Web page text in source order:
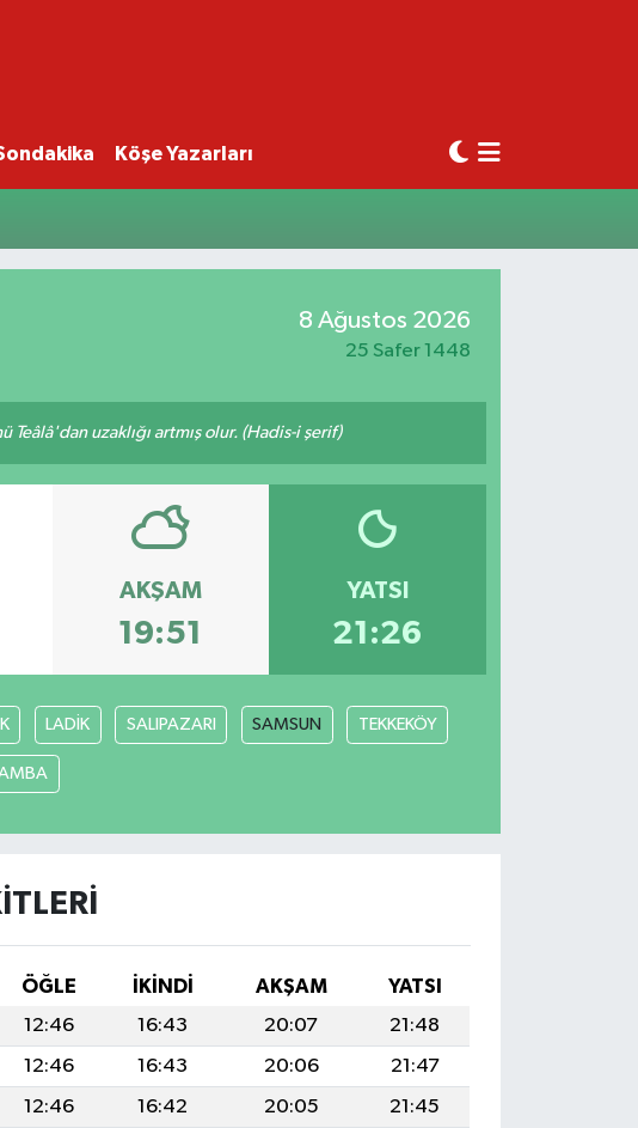
Köşe Yazarları
8 Ağustos 2026
25 Safer 1448
uzaklığı artmış olur. (Hadis-i şerif)
AKŞAM
19:51
YATSI
21:26
LADİK SALIPAZARI SAMSUN TEKKEKÖY
ÖĞLE İKINDI AKŞAM
YATSI
12:46 16:43 20:07
21:48
12:46 16:43 20:06
21:47
12:46 16:42 20:05
21:45